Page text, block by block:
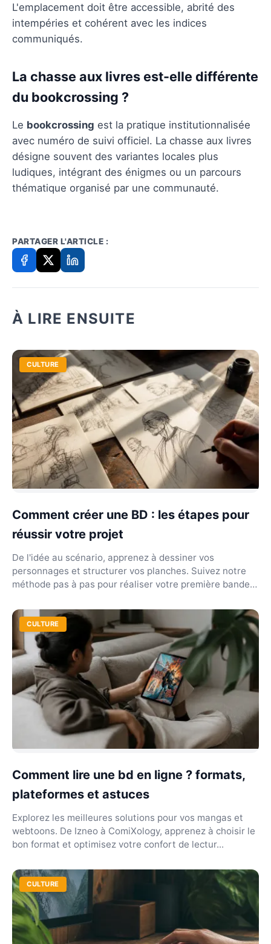
L'emplacement doit être accessible, abrité des
intempéries et cohérent avec les indices
communiqués.
La chasse aux livres est-elle différente
du bookcrossing ?
Le bookcrossing est la pratique institutionnalisée
avec numéro de suivi officiel. La chasse aux livres
désigne souvent des variantes locales plus
ludiques, intégrant des énigmes ou un parcours
thématique organisé par une communauté.
PARTAGER L'ARTICLE :
À LIRE ENSUITE
CULTURE
Comment créer une BD : les étapes pour
réussir votre projet
De l'idée au scénario, apprenez à dessiner vos
personnages et structurer vos planches. Suivez notre
méthode pas à pas pour réaliser votre première bande
CULTURE
Comment lire une bd en ligne ? formats,
plateformes et astuces
Explorez les meilleures solutions pour vos mangas et
webtoons. De Izneo à ComiXology, apprenez à choisir le
bon format et optimisez votre confort de lectur...
CULTURE